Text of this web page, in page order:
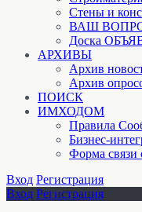
Стены и
ВАШ
Доска
АРХИВЫ
Архив
Архив
ПОИСК
ИМХОДОМ
Правила
Бизнес-
Форма
Вход Регистрация
Вход Регистрация